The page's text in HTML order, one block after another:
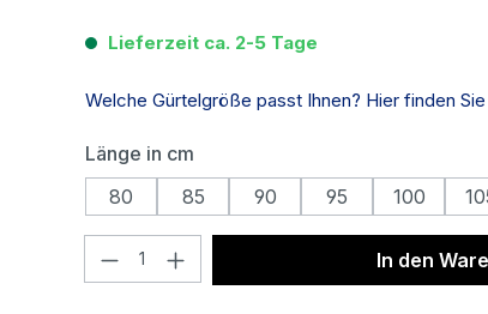
Lieferzeit ca. 2-5 Tage
Welche Gürtelgröße passt Ihnen? Hier finden
Länge in cm
80
85 90 95 100
Produkt Anzahl: Gib den
In den